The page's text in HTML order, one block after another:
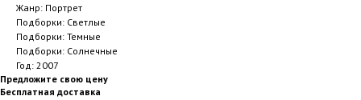
Жанр: Портрет
Подборки: Светлые
Подборки: Темные
Подборки: Солнечные
Год: 2007
Предложите свою цену
Бесплатная доставка